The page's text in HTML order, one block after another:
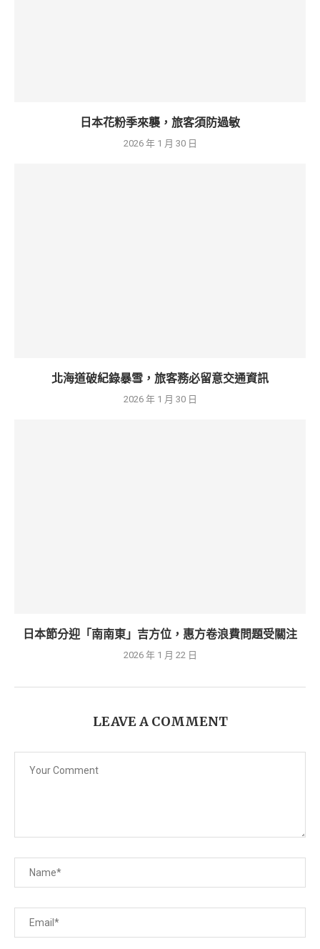
日本花粉季來襲，旅客須防過敏
2026 年 1 月 30 日
北海道破紀錄暴雪，旅客務必留意交通資訊
2026 年 1 月 30 日
日本節分迎「南南東」吉方位，惠方卷浪費問題受關注
2026 年 1 月 22 日
LEAVE A COMMENT